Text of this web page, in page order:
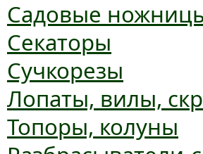
Садовые
Секаторы
Сучкорезы
Лопаты, вилы,
Топоры, колуны